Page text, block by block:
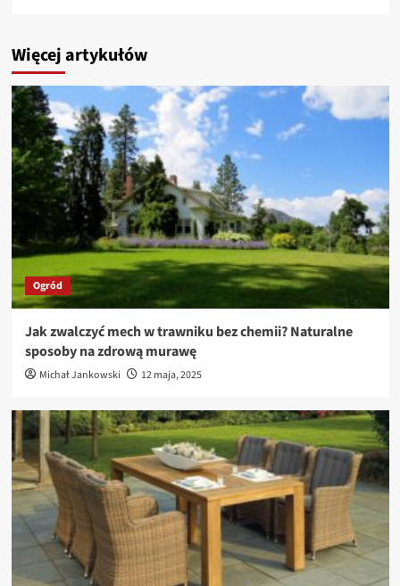
Więcej artykułów
Ogród
Jak zwalczyć mech w trawniku bez chemii? Naturalne
sposoby na zdrową murawę
Michał Jankowski 12 maja, 2025